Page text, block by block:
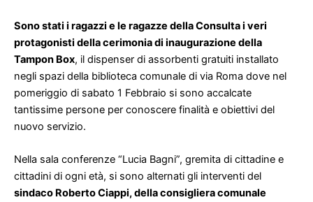
Sono stati i ragazzi e le ragazze della Consulta i veri
protagonisti della cerimonia di inaugurazione della
Tampon Box, il dispenser di assorbenti gratuiti installato
negli spazi della biblioteca comunale di via Roma dove nel
pomeriggio di sabato 1 Febbraio si sono accalcate
tantissime persone per conoscere finalità e obiettivi del
nuovo servizio.
Nella sala conferenze “Lucia Bagni”, gremita di cittadine e
cittadini di ogni età, si sono alternati gli interventi del
sindaco Roberto Ciappi, della consigliera comunale